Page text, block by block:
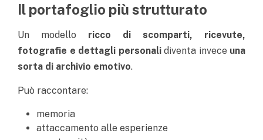
Il portafoglio più strutturato
Un modello ricco di scomparti, ricevute,
fotografie e dettagli personali diventa invece una
sorta di archivio emotivo.
Può raccontare:
memoria
attaccamento alle esperienze